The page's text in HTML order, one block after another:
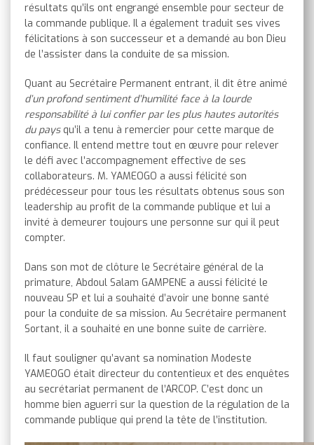
résultats qu’ils ont engrangé ensemble pour secteur de
la commande publique. Il a également traduit ses vives
félicitations à son successeur et a demandé au bon Dieu
de l’assister dans la conduite de sa mission.
Quant au Secrétaire Permanent entrant, il dit être animé
d’un profond sentiment d’humilité face à la lourde
responsabilité à lui confier par les plus hautes autorités
du paysqu’il a tenu à remercier pour cette marque de
confiance. Il entend mettre tout en œuvre pour relever
le défi avec l’accompagnement effective de ses
collaborateurs. M. YAMEOGO a aussi félicité son
prédécesseur pour tous les résultats obtenus sous son
leadership au profit de la commande publique et lui a
invité à demeurer toujours une personne sur qui il peut
compter.
Dans son mot de clôture le Secrétaire général de la
primature, Abdoul Salam GAMPENE a aussi félicité le
nouveau SP et lui a souhaité d’avoir une bonne santé
pour la conduite de sa mission. Au Secrétaire permanent
Sortant, il a souhaité en une bonne suite de carrière.
Il faut souligner qu’avant sa nomination Modeste
YAMEOGO était directeur du contentieux et des enquêtes
au secrétariat permanent de l’ARCOP. C’est donc un
homme bien aguerri sur la question de la régulation de la
commande publique qui prend la tête de l’institution.